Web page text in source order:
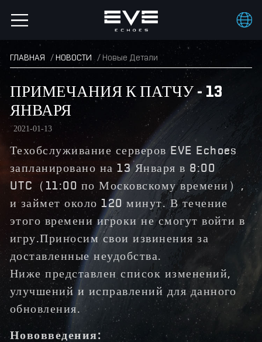
ГЛАВНАЯ НОВОСТИ Новые Детали
ПРИМЕЧАНИЯ К ПАТЧУ - 13
ЯНВАРЯ
2021-01-13
Техобслуживание серверов EVE Echoes
запланировано на 13 Января в 8:00
UTC（11:00 по Московскому времени）,
и займет около 120 минут. В течение
этого времени игроки не смогут войти в
игру.Приносим свои извинения за
доставленные неудобства.
Ниже представлен список изменений,
улучшений и исправлений для данного
обновления.
Нововведения: